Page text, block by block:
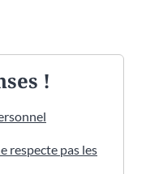
!
respecte pas les